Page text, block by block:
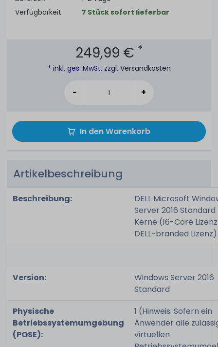
Verfügbarkeit
7 Stück sofort lieferbar
249,99 € *
* inkl. ges. MwSt. zzgl. Versandkosten
- +
In den Warenkorb
Artikelbeschreibung
Beschreibung:
DELL Microsoft
Server 2016 Standard
Kerne (16-Core
DELL-branded Lizenz)
Version:
Windows Server 2016
Standard
Physische
Betriebssystemumgebung
(POSE):
1 (Hinweis: Sofern ein
Anwender alle
virtuellen